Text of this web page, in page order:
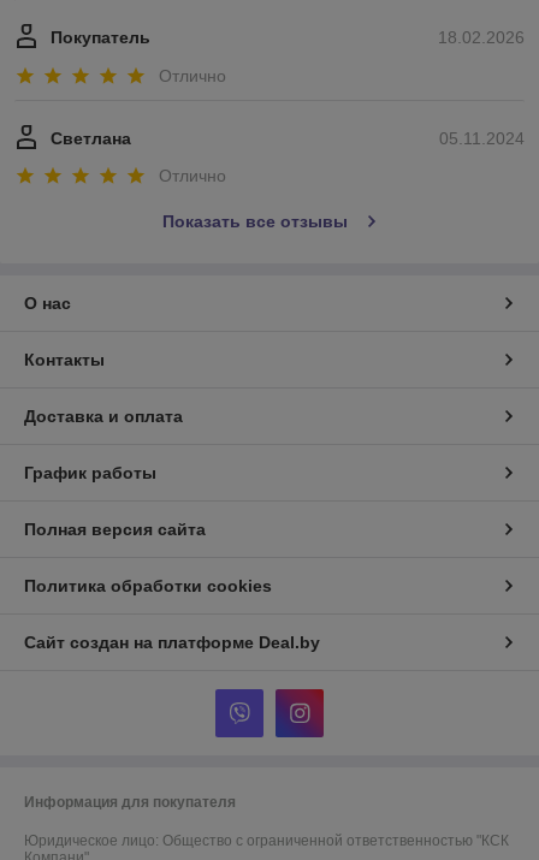
18.02.2026
Покупатель
Отлично
05.11.2024
Светлана
Отлично
Показать все отзывы
О нас
Контакты
Доставка и оплата
График работы
Полная версия сайта
Политика обработки cookies
Сайт создан на платформе Deal.by
Информация для покупателя
Юридическое лицо: Общество с ограниченной ответственностью "КСК